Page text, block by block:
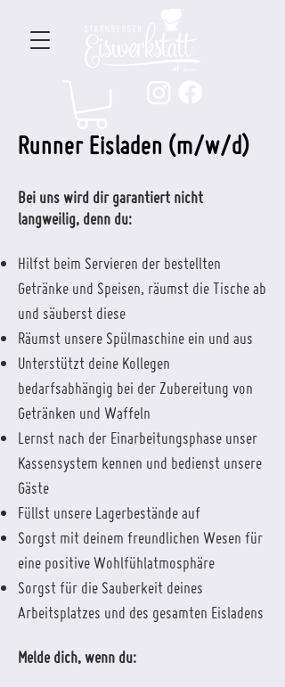
Runner Eisladen (m/w/d)
Bei uns wird dir garantiert nicht
langweilig, denn du:
Hilfst beim Servieren der bestellten
Getränke und Speisen, räumst die Tische ab
und säuberst diese
Räumst unsere Spülmaschine ein und aus
Unterstützt deine Kollegen
bedarfsabhängig bei der Zubereitung von
Getränken und Waffeln
Lernst nach der Einarbeitungsphase unser
Kassensystem kennen und bedienst unsere
Gäste
Füllst unsere Lagerbestände auf
Sorgst mit deinem freundlichen Wesen für
eine positive Wohlfühlatmosphäre
Sorgst für die Sauberkeit deines
Arbeitsplatzes und des gesamten Eisladens
Melde dich, wenn du: